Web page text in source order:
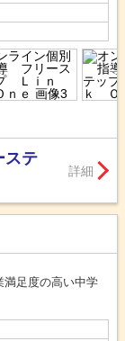
ステ
詳細
満足度の高い中学